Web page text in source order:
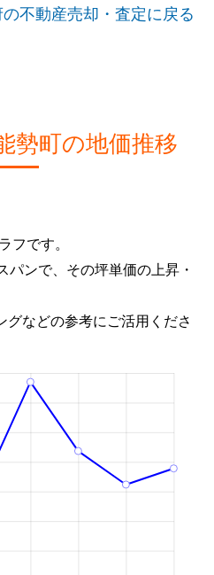
不動産売却・査定に戻る
勢町の地価推移
フです。
ンで、その坪単価の上昇・
などの参考にご活用くださ